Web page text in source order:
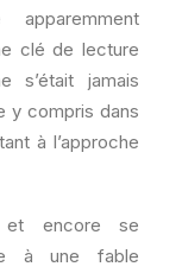
clé de lecture
s’était jamais
y compris dans
à l’approche
et encore se
à une fable